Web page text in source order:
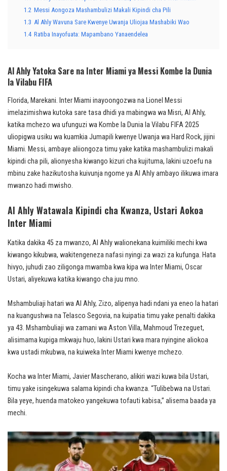
1.2 Messi Aongoza Mashambulizi Makali Kipindi cha Pili
1.3 Al Ahly Wavuna Sare Kwenye Uwanja Uliojaa Mashabiki Wao
1.4 Ratiba Inayofuata: Mapambano Yanaendelea
Al Ahly Yatoka Sare na Inter Miami ya Messi Kombe la Dunia
la Vilabu FIFA
Florida, Marekani. Inter Miami inayoongozwa na Lionel Messi
imelazimishwa kutoka sare tasa dhidi ya mabingwa wa Misri, Al Ahly,
katika mchezo wa ufunguzi wa Kombe la Dunia la Vilabu FIFA 2025
uliopigwa usiku wa kuamkia Jumapili kwenye Uwanja wa Hard Rock, jijini
Miami. Messi, ambaye aliiongoza timu yake katika mashambulizi makali
kipindi cha pili, alionyesha kiwango kizuri cha kujituma, lakini uzoefu na
mbinu zake hazikutosha kuivunja ngome ya Al Ahly ambayo ilikuwa imara
mwanzo hadi mwisho.
Al Ahly Watawala Kipindi cha Kwanza, Ustari Aokoa
Inter Miami
Katika dakika 45 za mwanzo, Al Ahly walionekana kuimiliki mechi kwa
kiwango kikubwa, wakitengeneza nafasi nyingi za wazi za kufunga. Hata
hivyo, juhudi zao ziligonga mwamba kwa kipa wa Inter Miami, Oscar
Ustari, aliyekuwa katika kiwango cha juu mno.
Mshambuliaji hatari wa Al Ahly, Zizo, alipenya hadi ndani ya eneo la hatari
na kuangushwa na Telasco Segovia, na kuipatia timu yake penalti dakika
ya 43. Mshambuliaji wa zamani wa Aston Villa, Mahmoud Trezeguet,
alisimama kupiga mkwaju huo, lakini Ustari kwa mara nyingine aliokoa
kwa ustadi mkubwa, na kuiweka Inter Miami kwenye mchezo.
Kocha wa Inter Miami, Javier Mascherano, alikiri wazi kuwa bila Ustari,
timu yake isingekuwa salama kipindi cha kwanza. “Tulibebwa na Ustari.
Bila yeye, huenda matokeo yangekuwa tofauti kabisa,” alisema baada ya
mechi.